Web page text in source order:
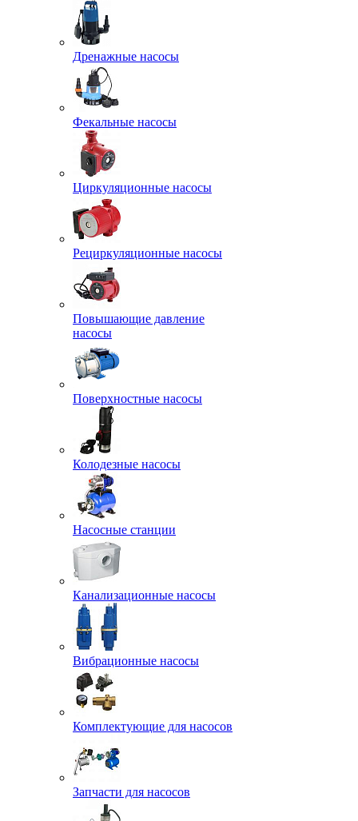
Дренажные насосы
Фекальные насосы
Циркуляционные насосы
Рециркуляционные насосы
Повышающие давление
насосы
Поверхностные насосы
Колодезные насосы
Насосные станции
Канализационные насосы
Вибрационные насосы
Комплектующие для насосов
Запчасти для насосов